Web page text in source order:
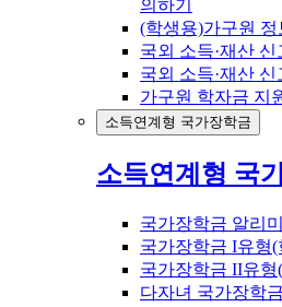
의하기
(학생용)가구원
국외 소득·재산
국외 소득·재산
가구원 학자금 지
소득연계형 국가장학금
소득연계형 국
국가장학금 알리미
국가장학금 I유형
국가장학금 II유
다자녀 국가장학금